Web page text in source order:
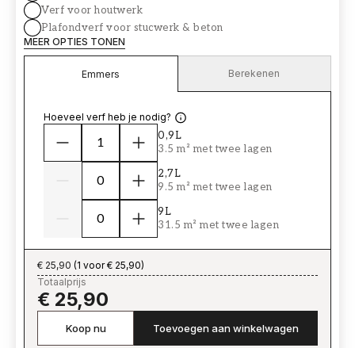
Verf voor houtwerk
Plafondverf voor stucwerk & beton
MEER OPTIES TONEN
Emmers Berekenen
Hoeveel verf heb je nodig?
0,9L
3.5 m² met twee lagen
2,7L
9.5 m² met twee lagen
9L
31.5 m² met twee lagen
€ 25,90 (1 voor € 25,90)
Totaalprijs
€ 25,90
Koop nu Toevoegen aan winkelwagen